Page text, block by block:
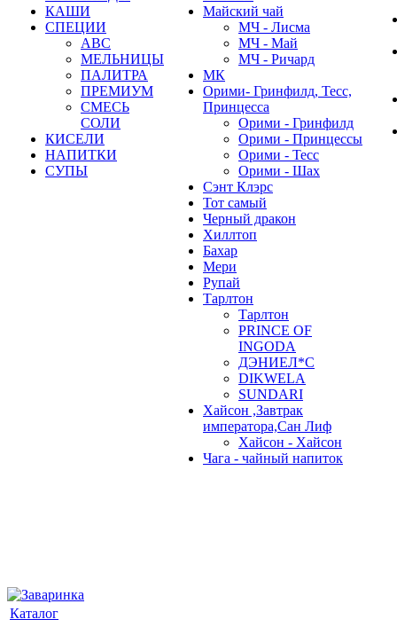
КАШИ
СПЕЦИИ
АВС
МЕЛЬНИЦЫ
ПАЛИТРА
ПРЕМИУМ
СМЕСЬ
СОЛИ
КИСЕЛИ
НАПИТКИ
СУПЫ
Майский чай
МЧ - Лисма
МЧ - Май
МЧ - Ричард
МК
Орими- Гринфилд, Тесс,
Принцесса
Орими - Гринфилд
Орими - Принцессы
Орими - Тесс
Орими - Шах
Сэнт Клэрс
Тот самый
Черный дракон
Хиллтоп
Бахар
Мери
Рупай
Тарлтон
Тарлтон
PRINCE OF
INGODA
ДЭНИЕЛ*С
DIKWELA
SUNDARI
Хайсон ,Завтрак
императора,Сан Лиф
Хайсон - Хайсон
Чага - чайный напиток
Каталог